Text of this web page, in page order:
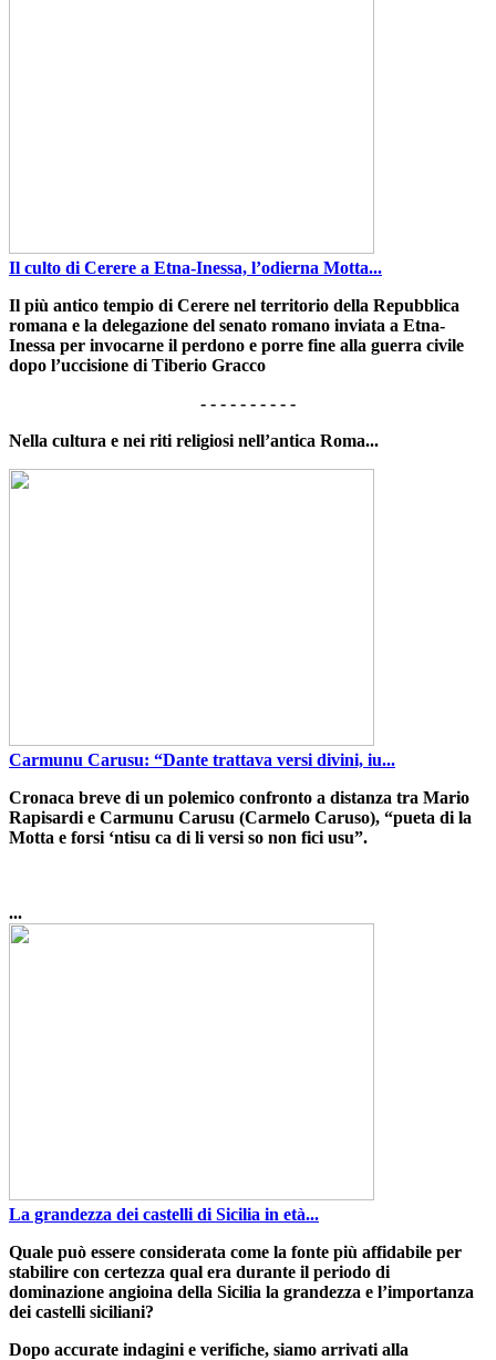
Il culto di Cerere a Etna-Inessa, l’odierna Motta...
Il più antico tempio di Cerere nel territorio della Repubblica
romana e la delegazione del senato romano inviata a Etna-
Inessa per invocarne il perdono e porre fine alla guerra civile
dopo l’uccisione di Tiberio Gracco
- - - - - - - - - -
Nella cultura e nei riti religiosi nell’antica Roma...
Carmunu Carusu: “Dante trattava versi divini, iu...
Cronaca breve di un polemico confronto a distanza tra Mario
Rapisardi e Carmunu Carusu (Carmelo Caruso), “pueta di la
Motta e forsi ‘ntisu ca di li versi so non fici usu”.
...
La grandezza dei castelli di Sicilia in età...
Quale può essere considerata come la fonte più affidabile per
stabilire con certezza qual era durante il periodo di
dominazione angioina della Sicilia la grandezza e l’importanza
dei castelli siciliani?
Dopo accurate indagini e verifiche, siamo arrivati alla